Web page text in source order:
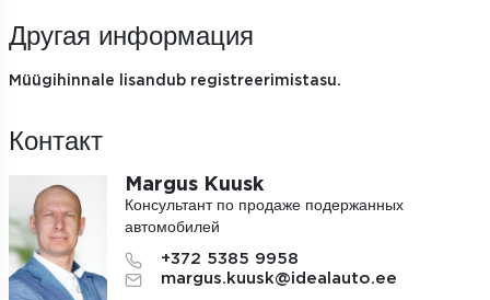
Другая информация
Müügihinnale lisandub registreerimistasu.
Контакт
Margus Kuusk
Консультант по продаже подержанных
автомобилей
+372 5385 9958
margus.kuusk@idealauto.ee